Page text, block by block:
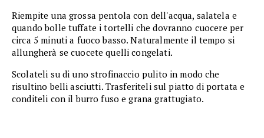
Riempite una grossa pentola con dell'acqua, salatela e
quando bolle tuffate i tortelli che dovranno cuocere per
circa 5 minuti a fuoco basso. Naturalmente il tempo si
allungherà se cuocete quelli congelati.
Scolateli su di uno strofinaccio pulito in modo che
risultino belli asciutti. Trasferiteli sul piatto di portata e
conditeli con il burro fuso e grana grattugiato.